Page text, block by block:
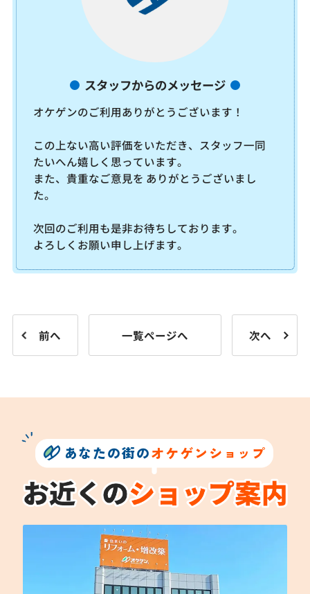
スタッフからのメッセージ
オケゲンのご利用ありがとうございます！
この上ない高い評価をいただき、スタッフ一同
たいへん嬉しく思っています。
また、貴重なご意見を ありがとうございまし
た。
次回のご利用も是非お待ちしております。
よろしくお願い申し上げます。
前へ 一覧ページへ 次へ
あなたの街のオケゲンショップ